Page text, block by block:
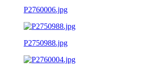
P2760006.jpg
P2750988.jpg